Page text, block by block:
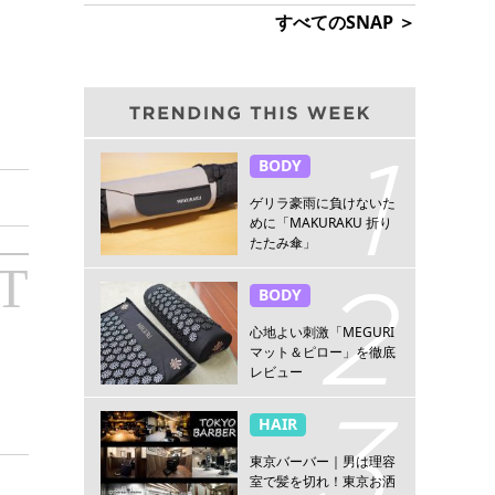
すべてのSNAP ＞
BODY
ゲリラ豪雨に負けないた
めに「MAKURAKU 折り
たたみ傘」
BODY
心地よい刺激「MEGURI
マット＆ピロー」を徹底
レビュー
HAIR
東京バーバー｜男は理容
室で髪を切れ！東京お洒